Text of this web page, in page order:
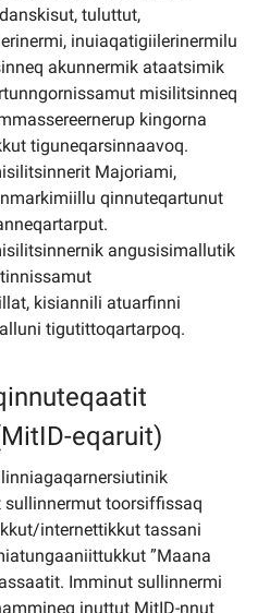
tuluttut,
inuiaqatigiilerinermilu
akunnermik ataatsimik
misilitsinneq
kingorna
tiguneqarsinnaavoq.
Majoriami,
qinnuteqartunut
angusisimallutik
kisiannili atuarfinni
tigutittoqartarpoq.
eqaruit)
toorsiffissaq
internettikkut tassani
”Maana
Imminut sullinnermi
inuttut MitID-nnut